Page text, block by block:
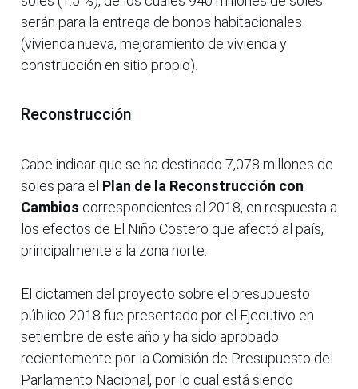
serán para la entrega de bonos habitacionales
(vivienda nueva, mejoramiento de vivienda y
construcción en sitio propio).
Reconstrucción
Cabe indicar que se ha destinado 7,078 millones de
soles para el Plan de la Reconstrucción con
Cambios correspondientes al 2018, en respuesta a
los efectos de El Niño Costero que afectó al país,
principalmente a la zona norte.
El dictamen del proyecto sobre el presupuesto
público 2018 fue presentado por el Ejecutivo en
setiembre de este año y ha sido aprobado
recientemente por la Comisión de Presupuesto del
Parlamento Nacional, por lo cual está siendo